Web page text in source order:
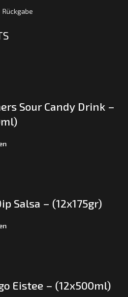
Rückgabe
Sour Candy Drink –
Salsa – (12x175gr)
Eistee – (12x500ml)